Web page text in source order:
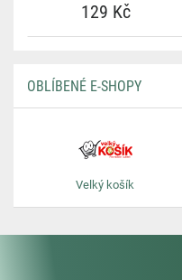
129 Kč
OBLÍBENÉ E-SHOPY
Velký košík